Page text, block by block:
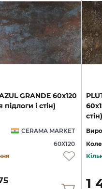
GRANDE 60х120
підлоги і стін)
CERAMA MARKET
60X120
стін)
1